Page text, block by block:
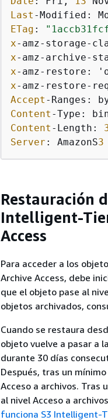
Last -Modified:
ETag :
x
x
x-amz-restore:
x-amz-restore-
Accept
Content
Content -Length:
Server : AmazonS3
Restauración
Intelligent-
Access
Para acceder a los
Archive Access, debe
que el objeto pase al
objetos archivados,
Cuando se restaura
objeto vuelve a pasar a
durante 30 días
Después, tras un
Acceso a archivos. Tras
al nivel Acceso a
funciona S3 Intelligent-